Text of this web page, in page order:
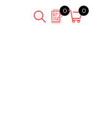
0 0